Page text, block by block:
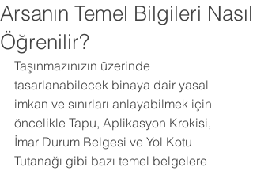
Arsanın Temel Bilgileri Nasıl
Öğrenilir?
Taşınmazınızın üzerinde
tasarlanabilecek binaya dair yasal
imkan ve sınırları anlayabilmek için
öncelikle Tapu, Aplikasyon Krokisi,
İmar Durum Belgesi ve Yol Kotu
Tutanağı gibi bazı temel belgelere